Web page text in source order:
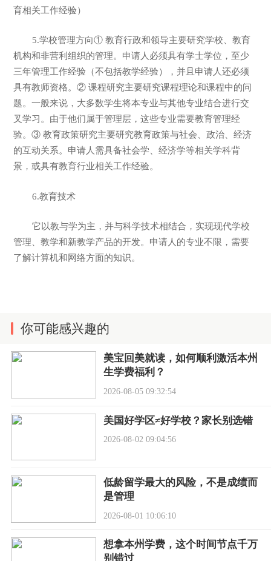
育相关工作经验）
5.学校管理方向① 教育行政和领导主要研究学校、教育
机构和非营利组织的管理。申请人必须具有学士学位，至少
三年管理工作经验（不包括教学经验），并且申请人还必须
具有教师资格。② 课程研究主要研究课程理论和课程中的问
题。一般来说，大多数学生将本专业与其他专业结合进行交
叉学习。由于他们属于管理层，这些专业需要教育管理经
验。③ 教育政策研究主要研究教育政策与社会、政治、经济
的互动关系。申请人需具备社会学、经济学等相关学科背
景，或具有教育行业相关工作经验。
6.教育技术
它以教与学为主，并与科学技术相结合，实现现代学校
管理、教学和新教学产品的开发。申请人的专业不限，需要
了解计算机和网络方面的知识。
你可能感兴趣的
美宝回美就读，如何顺利激活本州
生学费福利？
2026-08-05 09:32:54
美国好学区≠好学校？家长别选错
2026-08-02 09:04:56
低龄留学最大的风险，不是成绩而
是管理
2026-08-01 10:06:10
想拿本州学费，这个时间节点千万
别错过